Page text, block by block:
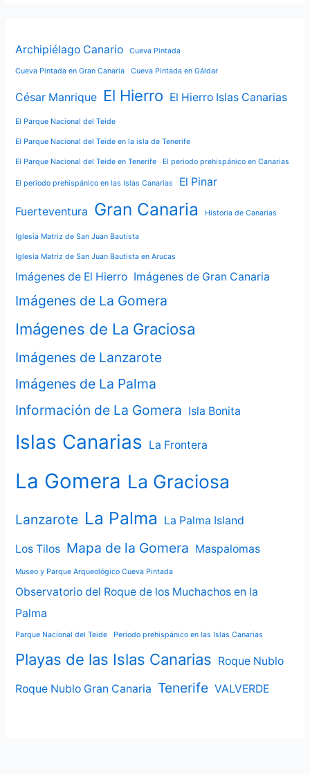
Archipiélago Canario Cueva Pintada
Cueva Pintada en Gran Canaria Cueva Pintada en Gáldar
César Manrique El Hierro El Hierro Islas Canarias
El Parque Nacional del Teide
El Parque Nacional del Teide en la isla de Tenerife
El Parque Nacional del Teide en Tenerife El periodo prehispánico en Canarias
El periodo prehispánico en las Islas Canarias El Pinar
Fuerteventura Gran Canaria Historia de Canarias
Iglesia Matriz de San Juan Bautista
Iglesia Matriz de San Juan Bautista en Arucas
Imágenes de El Hierro Imágenes de Gran Canaria
Imágenes de La Gomera
Imágenes de La Graciosa
Imágenes de Lanzarote
Imágenes de La Palma
Información de La Gomera Isla Bonita
Islas Canarias La Frontera
La Gomera La Graciosa
Lanzarote La Palma La Palma Island
Los Tilos Mapa de la Gomera Maspalomas
Museo y Parque Arqueológico Cueva Pintada
Observatorio del Roque de los Muchachos en la
Palma
Parque Nacional del Teide Periodo prehispánico en las Islas Canarias
Playas de las Islas Canarias Roque Nublo
Roque Nublo Gran Canaria Tenerife VALVERDE